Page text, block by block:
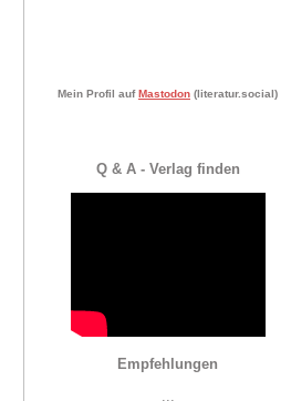
Mein Profil auf Mastodon (literatur.social)
Q & A - Verlag finden
Empfehlungen